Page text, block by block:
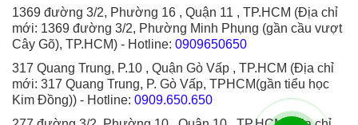
1369 đường 3/2, Phường 16 , Quận 11 , TP.HCM (Địa chỉ
mới: 1369 đường 3/2, Phường Minh Phụng (gần cầu vượt
Cây Gõ), TP.HCM) - Hotline: 0909650650
317 Quang Trung, P.10 , Quận Gò Vấp , TP.HCM (Địa chỉ
mới: 317 Quang Trung, P. Gò Vấp, TPHCM(gần tiểu học
Kim Đồng)) - Hotline: 0909.650.650